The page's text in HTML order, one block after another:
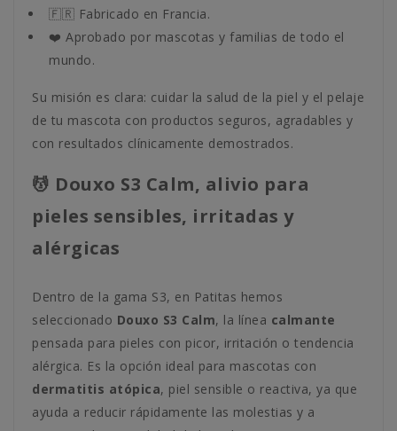
🇫🇷 Fabricado en Francia.
❤️ Aprobado por mascotas y familias de todo el
mundo.
Su misión es clara: cuidar la salud de la piel y el pelaje
de tu mascota con productos seguros, agradables y
con resultados clínicamente demostrados.
💆 Douxo S3 Calm, alivio para
pieles sensibles, irritadas y
alérgicas
Dentro de la gama S3, en Patitas hemos
seleccionado Douxo S3 Calm, la línea calmante
pensada para pieles con picor, irritación o tendencia
alérgica. Es la opción ideal para mascotas con
dermatitis atópica, piel sensible o reactiva, ya que
ayuda a reducir rápidamente las molestias y a